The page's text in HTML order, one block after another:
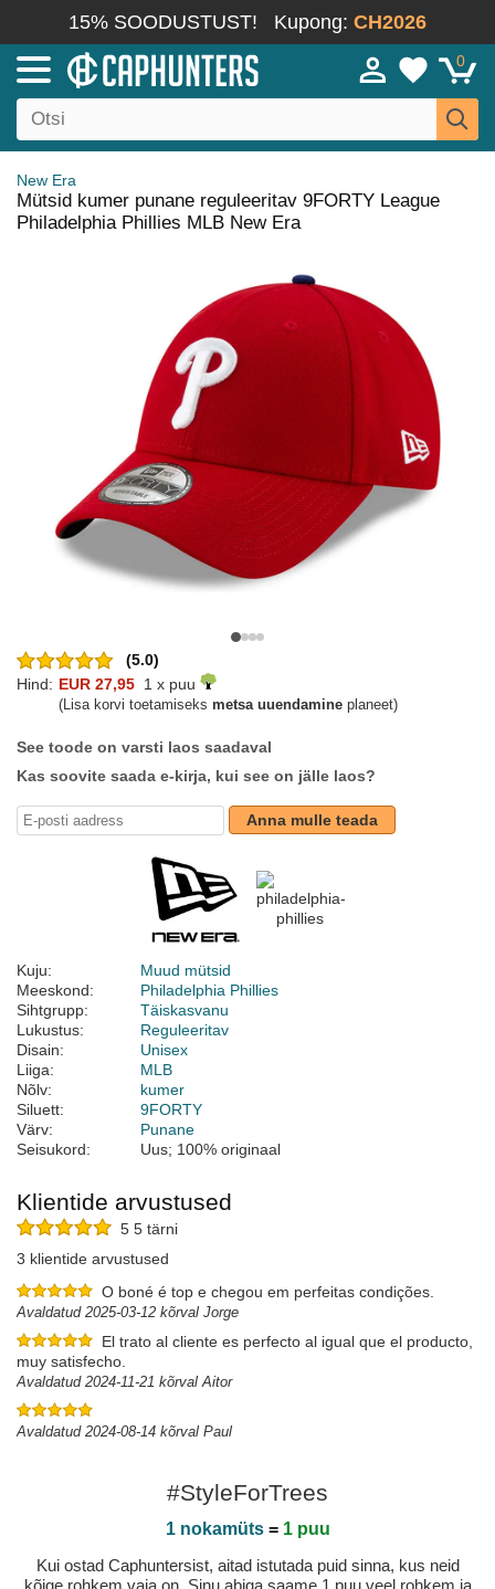
15% SOODUSTUST! Kupong: CH2026
0
New Era
Mütsid kumer punane reguleeritav 9FORTY League
Philadelphia Phillies MLB New Era
(5.0)
Hind: EUR 27,95 1 x puu
(Lisa korvi toetamiseks metsa uuendamine planeet)
See toode on varsti laos saadaval
Kas soovite saada e-kirja, kui see on jälle laos?
Anna mulle teada
Kuju:
Muud mütsid
Meeskond:
Philadelphia Phillies
Sihtgrupp:
Täiskasvanu
Lukustus:
Reguleeritav
Disain:
Unisex
Liiga:
MLB
Nõlv:
kumer
Siluett:
9FORTY
Värv:
Punane
Seisukord:
Uus; 100% originaal
Klientide arvustused
5 5 tärni
3 klientide arvustused
O boné é top e chegou em perfeitas condições.
Avaldatud 2025-03-12 kõrval Jorge
El trato al cliente es perfecto al igual que el producto,
muy satisfecho.
Avaldatud 2024-11-21 kõrval Aitor
Avaldatud 2024-08-14 kõrval Paul
#StyleForTrees
1 nokamüts= 1 puu
Kui ostad Caphuntersist, aitad istutada puid sinna, kus neid